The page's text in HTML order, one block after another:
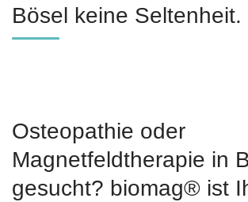
Bösel keine Seltenheit.
Osteopathie oder
Magnetfeldtherapie in
gesucht? biomag® ist